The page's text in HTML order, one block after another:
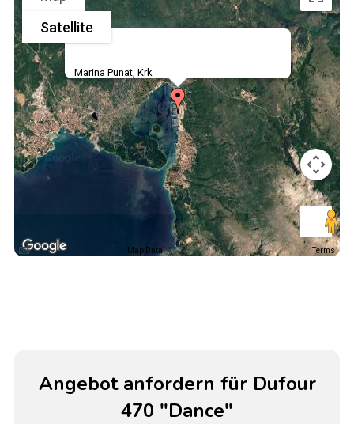
Marina Punat, Krk
Satellite
Map Data Terms
Angebot anfordern für Dufour
470 "Dance"